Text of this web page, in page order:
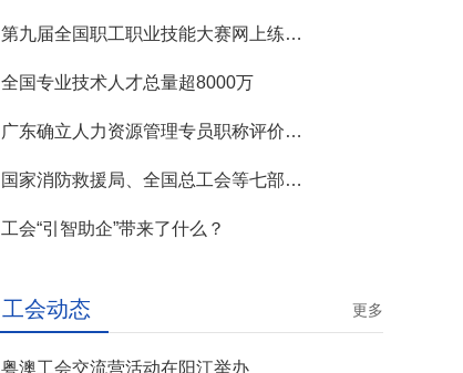
第九届全国职工职业技能大赛网上练兵正式启动
全国专业技术人才总量超8000万
广东确立人力资源管理专员职称评价标准
国家消防救援局、全国总工会等七部门联合部署 开展全民消防安全素质提升行动
工会“引智助企”带来了什么？
工会动态 更多
粤澳工会交流营活动在阳江举办